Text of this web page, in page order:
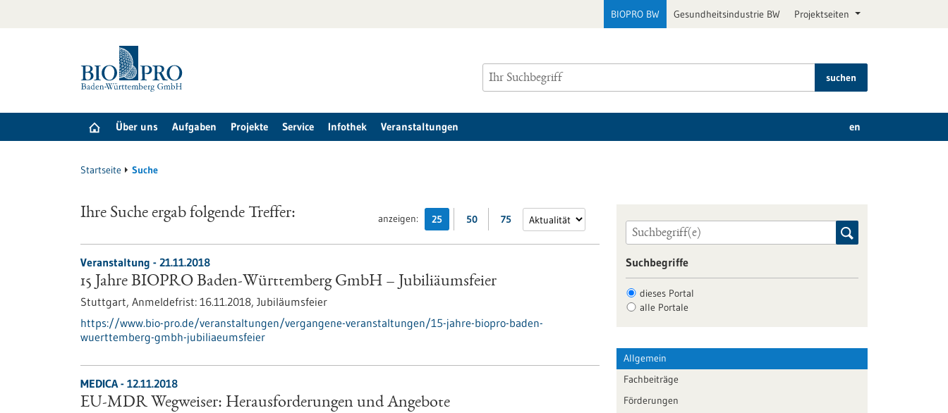
BIOPRO BW Gesundheitsindustrie BW Projektseiten
suchen
Über uns Aufgaben Projekte Service Infothek Veranstaltungen en
Startseite Suche
anzeigen: 25 50 75
Ihre Suche ergab folgende Treffer:
Veranstaltung - 21.11.2018
15 Jahre BIOPRO Baden-Württemberg GmbH – Jubiliäumsfeier
Stuttgart, Anmeldefrist: 16.11.2018, Jubiläumsfeier
https://www.bio-pro.de/veranstaltungen/vergangene-veranstaltungen/15-jahre-biopro-baden-
wuerttemberg-gmbh-jubiliaeumsfeier
MEDICA - 12.11.2018
EU-MDR Wegweiser: Herausforderungen und Angebote
Suchbegriffe
dieses Portal
alle Portale
Allgemein
Fachbeiträge
Förderungen